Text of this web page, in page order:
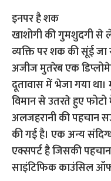
इनपर है शक
खाशोगी की गुमशुदगी
व्‍यक्ति पर शक की सूंई जा
अजीज मुतरेब एक
दूतावास में भेजा गया
विमान से उतरते हुए
अलजहरानी की पहचान
की गई है। एक अन्‍य
एक्सपर्ट है जिसकी
साइंटिफिक काउंसिल